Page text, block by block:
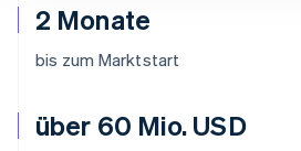
2 Monate
bis zum Marktstart
über 60 Mio. USD